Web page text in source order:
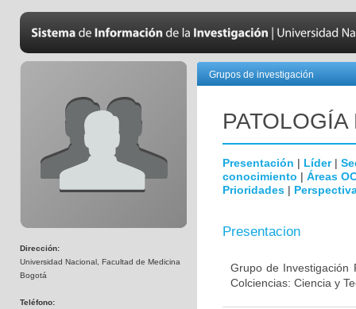
Dirección:
Universidad Nacional, Facultad de Medicina
Bogotá
Teléfono:
Grupos de investigación
Presentación | Líder|
conocimiento | Áreas
Prioridades |
Presentacion
Grupo de Investigación
Colciencias: Ciencia y